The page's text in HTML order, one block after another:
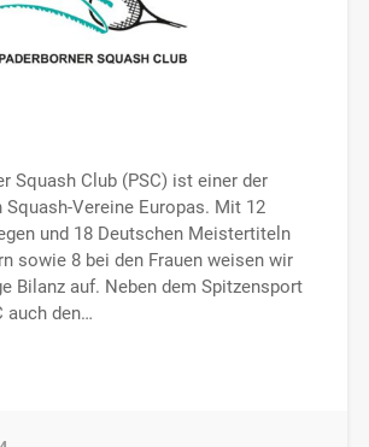
Squash Club (PSC) ist einer der
Vereine Europas. Mit 12
und 18 Deutschen Meistertiteln
sowie 8 bei den Frauen weisen wir
Bilanz auf. Neben dem Spitzensport
auch den…